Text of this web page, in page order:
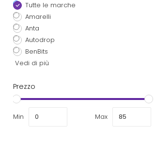
Tutte le marche
Amarelli
Anta
Autodrop
BenBits
Vedi di più
Prezzo
Min Max